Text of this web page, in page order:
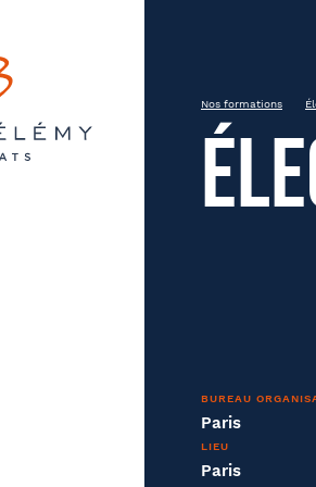
Nos formations
BUREAU
Paris
LIEU
Paris
du CSE : soyez